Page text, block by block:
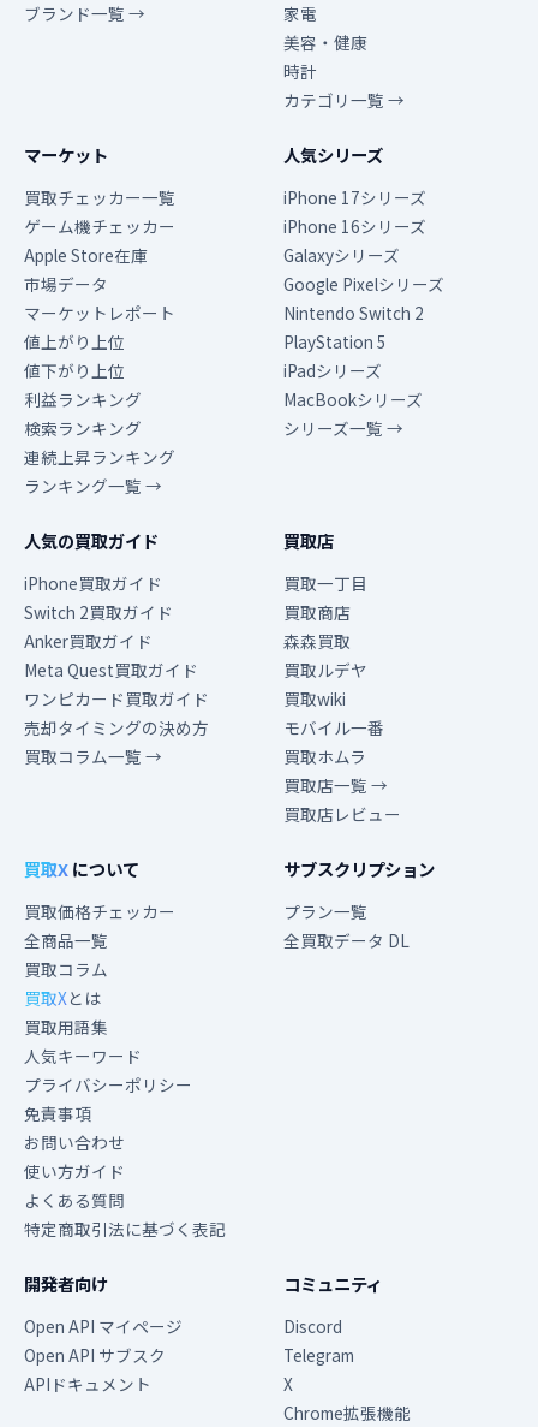
ブランド一覧 →
家電
美容・健康
時計
カテゴリ一覧 →
マーケット
買取チェッカー一覧
ゲーム機チェッカー
Apple Store在庫
市場データ
マーケットレポート
値上がり上位
値下がり上位
利益ランキング
検索ランキング
連続上昇ランキング
ランキング一覧 →
人気シリーズ
iPhone 17シリーズ
iPhone 16シリーズ
Galaxyシリーズ
Google Pixelシリーズ
Nintendo Switch 2
PlayStation 5
iPadシリーズ
MacBookシリーズ
シリーズ一覧 →
人気の買取ガイド
iPhone買取ガイド
Switch 2買取ガイド
Anker買取ガイド
Meta Quest買取ガイド
ワンピカード買取ガイド
売却タイミングの決め方
買取コラム一覧 →
買取店
買取一丁目
買取商店
森森買取
買取ルデヤ
買取wiki
モバイル一番
買取ホムラ
買取店一覧 →
買取店レビュー
買取Xについて
買取価格チェッカー
全商品一覧
買取コラム
買取Xとは
買取用語集
人気キーワード
プライバシーポリシー
免責事項
お問い合わせ
使い方ガイド
よくある質問
特定商取引法に基づく表記
サブスクリプション
プラン一覧
全買取データ DL
開発者向け
Open API マイページ
Open API サブスク
APIドキュメント
コミュニティ
Discord
Telegram
X
Chrome拡張機能